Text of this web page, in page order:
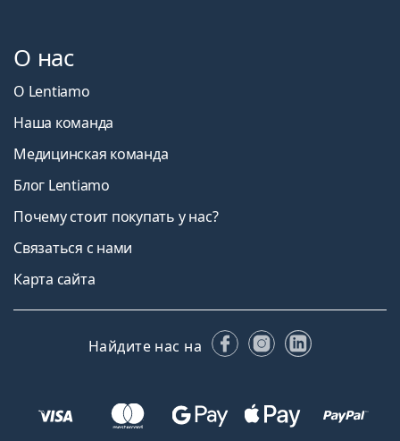
О нас
О Lentiamo
Наша команда
Медицинская команда
Блог Lentiamo
Почему стоит покупать у нас?
Связаться с нами
Карта сайта
Найдите нас на FacebookInstagram
LinkedIn